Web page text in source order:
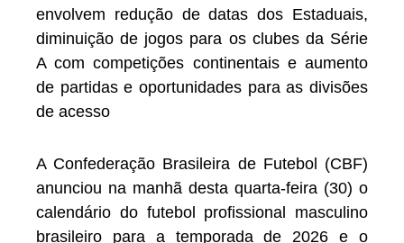
envolvem redução de datas dos Estaduais,
diminuição de jogos para os clubes da Série
A com competições continentais e aumento
de partidas e oportunidades para as divisões
de acesso
A Confederação Brasileira de Futebol (CBF)
anunciou na manhã desta quarta-feira (30) o
calendário do futebol profissional masculino
brasileiro para a temporada de 2026 e o